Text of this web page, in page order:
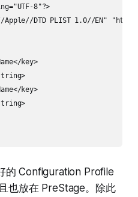
8"?>
Apple//DTD PLIST 1.0//EN"
key>
key>
的 Configuration Profile
也放在 PreStage。除此